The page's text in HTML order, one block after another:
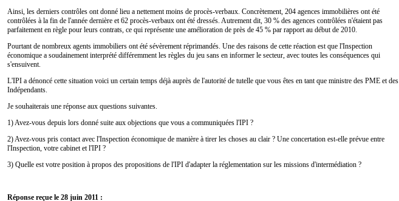
Ainsi, les derniers contrôles ont donné lieu a nettement moins de procès-verbaux. Concrètement, 204 agences immobilières ont été
contrôlées à la fin de l'année dernière et 62 procès-verbaux ont été dressés. Autrement dit, 30 % des agences contrôlées n'étaient pas
parfaitement en règle pour leurs contrats, ce qui représente une amélioration de près de 45 % par rapport au début de 2010.
Pourtant de nombreux agents immobiliers ont été sévèrement réprimandés. Une des raisons de cette réaction est que l'Inspection
économique a soudainement interprété différemment les règles du jeu sans en informer le secteur, avec toutes les conséquences qui
s'ensuivent.
L'IPI a dénoncé cette situation voici un certain temps déjà auprès de l'autorité de tutelle que vous êtes en tant que ministre des PME et des
Indépendants.
Je souhaiterais une réponse aux questions suivantes.
1) Avez-vous depuis lors donné suite aux objections que vous a communiquées l'IPI ?
2) Avez-vous pris contact avec l'Inspection économique de manière à tirer les choses au clair ? Une concertation est-elle prévue entre
l'Inspection, votre cabinet et l'IPI ?
3) Quelle est votre position à propos des propositions de l'IPI d'adapter la réglementation sur les missions d'intermédiation ?
Réponse reçue le 28 juin 2011 :